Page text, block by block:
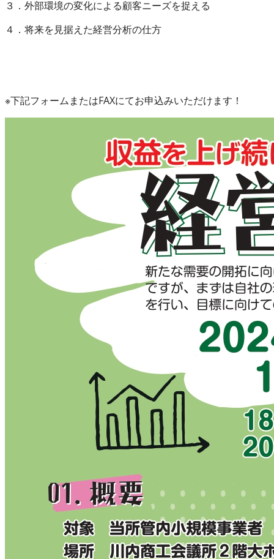
３．外部環境の変化による顧客ニーズを捉える
４．将来を見据えた経営分析の仕方
※下記フォームまたはFAXにてお申込みいただけます！